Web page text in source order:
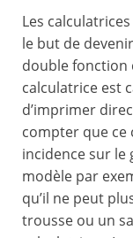
Les
le but de
double fonction
calculatrice est
d’imprimer
compter que ce
incidence sur le
modèle par
qu’il ne peut
trousse ou un